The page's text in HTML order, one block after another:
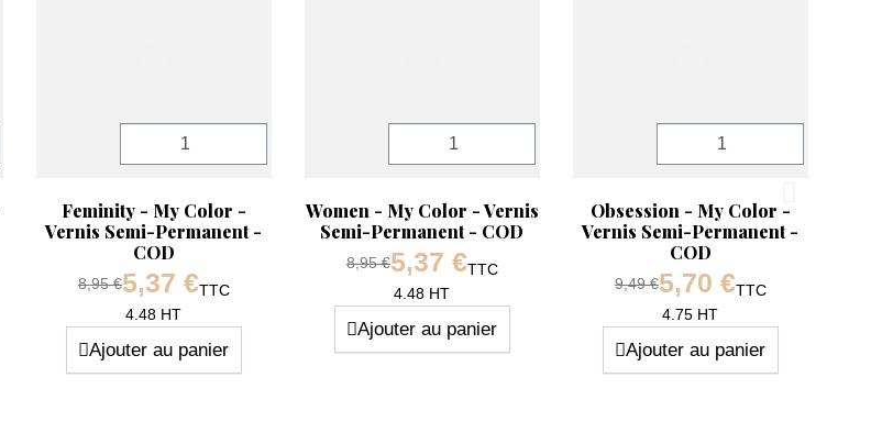
Aperçu rapide
Feminity - My Color -
Vernis Semi-Permanent -
COD
Prix de base
8,95 €
Prix
5,37 €TTC
4.48 HT
Quantité
Ajouter au panier
 Aperçu rapide
Women - My Color - Vernis
Semi-Permanent - COD
Prix de base
8,95 €
Prix
5,37 €TTC
4.48 HT
Quantité
Ajouter au panier
Aperçu rapide
Obsession - My Color -
Vernis Semi-Permanent -
COD
Prix de base
9,49 €
Prix
5,70 €TTC
4.75 HT
Quantité
Ajouter au panier